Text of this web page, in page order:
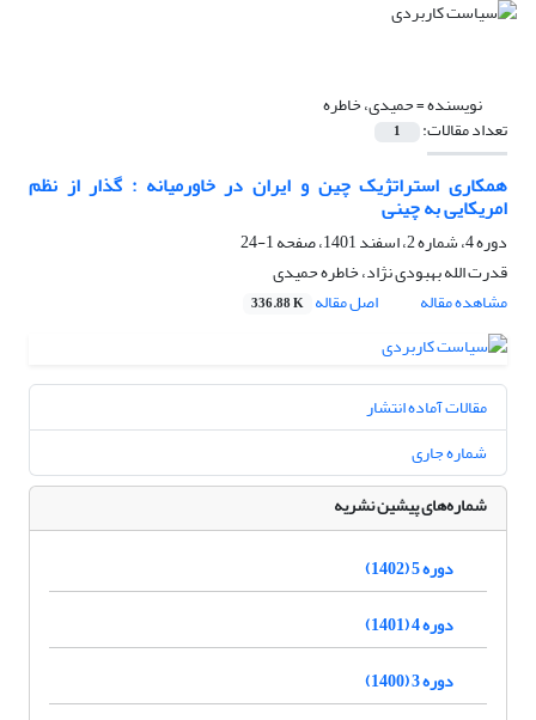
نویسنده =حمیدی، خاطره
تعداد مقالات: 1
همکاری استراتژیک چین و ایران در خاورمیانه : گذار از نظم
امریکایی به چینی
دوره 4، شماره 2، اسفند 1401، صفحه
1-24
قدرت الله بهبودی نژاد، خاطره حمیدی
مشاهده مقاله
اصل مقاله 336.88 K
مقالات آماده انتشار
شماره جاری
شماره‌های پیشین نشریه
دوره 5 (1402)
دوره 4 (1401)
دوره 3 (1400)